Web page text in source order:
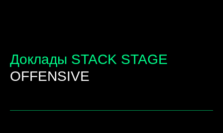
Доклады STACK STAGE
OFFENSIVE